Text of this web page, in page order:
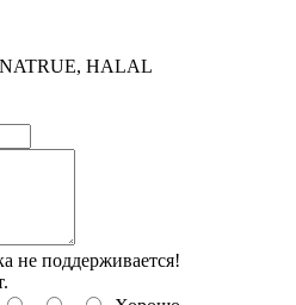
HALAL
не поддерживается!